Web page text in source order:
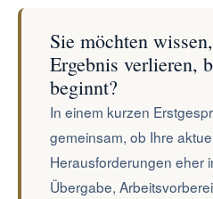
Sie möchten
Ergebnis verlieren,
beginnt?
In einem kurzen
gemeinsam, ob Ihre
Herausforderungen eher
Übergabe,